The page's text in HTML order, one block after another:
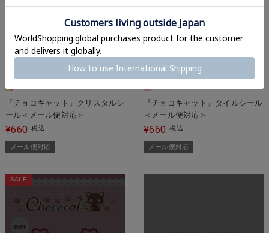
『チョコキャット』クリスタルシ
ール＜メール便対応＞
¥660 税込
メール便対応
『チョコキャット』タイルシール
＜メール便対応＞
¥660 税込
メール便対応
SALE